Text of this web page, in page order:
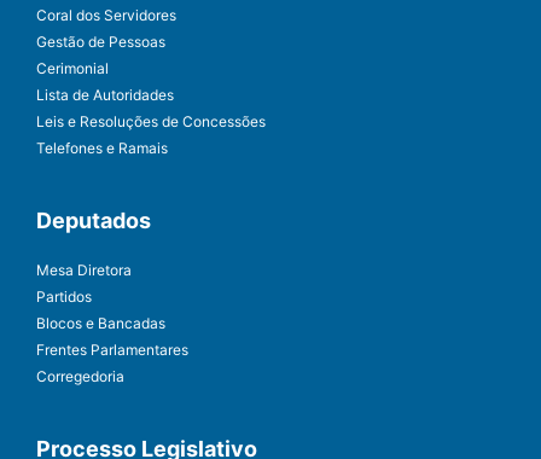
Coral dos Servidores
Gestão de Pessoas
Cerimonial
Lista de Autoridades
Leis e Resoluções de Concessões
Telefones e Ramais
Deputados
Mesa Diretora
Partidos
Blocos e Bancadas
Frentes Parlamentares
Corregedoria
Processo Legislativo